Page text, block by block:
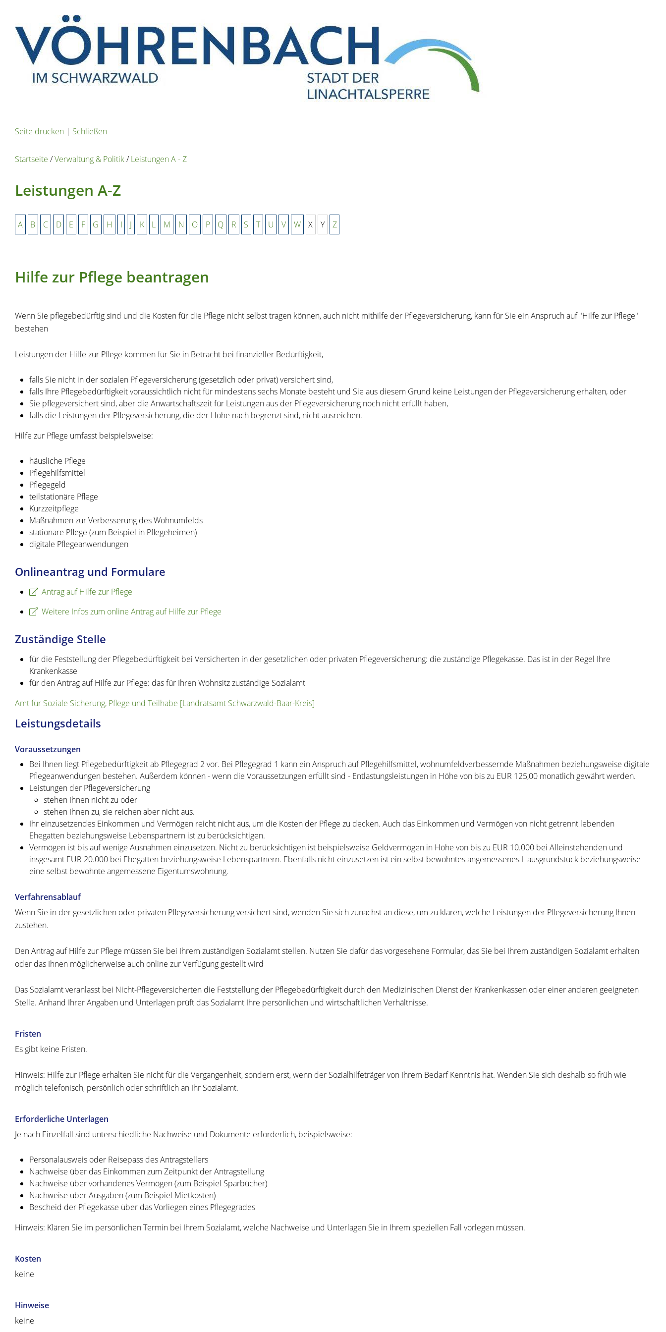
Seite drucken | Schließen
Startseite /Verwaltung & Politik/Leistungen A - Z
Leistungen A-Z
A B C D E F G H I J K L M N O P Q R S T U V W X Y Z
Hilfe zur Pflege beantragen
Wenn Sie pflegebedürftig sind und die Kosten für die Pflege nicht selbst tragen können, auch nicht mithilfe der Pflegeversicherung, kann für Sie ein Anspruch auf "Hilfe zur Pflege"
bestehen
Leistungen der Hilfe zur Pflege kommen für Sie in Betracht bei finanzieller Bedürftigkeit,
falls Sie nicht in der sozialen Pflegeversicherung (gesetzlich oder privat) versichert sind,
falls Ihre Pflegebedürftigkeit voraussichtlich nicht für mindestens sechs Monate besteht und Sie aus diesem Grund keine Leistungen der Pflegeversicherung erhalten, oder
Sie pflegeversichert sind, aber die Anwartschaftszeit für Leistungen aus der Pflegeversicherung noch nicht erfüllt haben,
falls die Leistungen der Pflegeversicherung, die der Höhe nach begrenzt sind, nicht ausreichen.
Hilfe zur Pflege umfasst beispielsweise:
häusliche Pflege
Pflegehilfsmittel
Pflegegeld
teilstationäre Pflege
Kurzzeitpflege
Maßnahmen zur Verbesserung des Wohnumfelds
stationäre Pflege (zum Beispiel in Pflegeheimen)
digitale Pflegeanwendungen
Onlineantrag und Formulare
Antrag auf Hilfe zur Pflege
Weitere Infos zum online Antrag auf Hilfe zur Pflege
Zuständige Stelle
für die Feststellung der Pflegebedürftigkeit bei Versicherten in der gesetzlichen oder privaten Pflegeversicherung: die zuständige Pflegekasse. Das ist in der Regel Ihre
Krankenkasse
für den Antrag auf Hilfe zur Pflege: das für Ihren Wohnsitz zuständige Sozialamt
Amt für Soziale Sicherung, Pflege und Teilhabe [Landratsamt Schwarzwald-Baar-Kreis]
Leistungsdetails
Voraussetzungen
Bei Ihnen liegt Pflegebedürftigkeit ab Pflegegrad 2 vor. Bei Pflegegrad 1 kann ein Anspruch auf Pflegehilfsmittel, wohnumfeldverbessernde Maßnahmen beziehungsweise digitale
Pflegeanwendungen bestehen. Außerdem können - wenn die Voraussetzungen erfüllt sind - Entlastungsleistungen in Höhe von bis zu EUR 125,00 monatlich gewährt werden.
Leistungen der Pflegeversicherung
stehen Ihnen nicht zu oder
stehen Ihnen zu, sie reichen aber nicht aus.
Ihr einzusetzendes Einkommen und Vermögen reicht nicht aus, um die Kosten der Pflege zu decken. Auch das Einkommen und Vermögen von nicht getrennt lebenden
Ehegatten beziehungsweise Lebenspartnern ist zu berücksichtigen.
Vermögen ist bis auf wenige Ausnahmen einzusetzen. Nicht zu berücksichtigen ist beispielsweise Geldvermögen in Höhe von bis zu EUR 10.000 bei Alleinstehenden und
insgesamt EUR 20.000 bei Ehegatten beziehungsweise Lebenspartnern. Ebenfalls nicht einzusetzen ist ein selbst bewohntes angemessenes Hausgrundstück beziehungsweise
eine selbst bewohnte angemessene Eigentumswohnung.
Verfahrensablauf
Wenn Sie in der gesetzlichen oder privaten Pflegeversicherung versichert sind, wenden Sie sich zunächst an diese, um zu klären, welche Leistungen der Pflegeversicherung Ihnen
zustehen.
Den Antrag auf Hilfe zur Pflege müssen Sie bei Ihrem zuständigen Sozialamt stellen. Nutzen Sie dafür das vorgesehene Formular, das Sie bei Ihrem zuständigen Sozialamt erhalten
oder das Ihnen möglicherweise auch online zur Verfügung gestellt wird
Das Sozialamt veranlasst bei Nicht-Pflegeversicherten die Feststellung der Pflegebedürftigkeit durch den Medizinischen Dienst der Krankenkassen oder einer anderen geeigneten
Stelle. Anhand Ihrer Angaben und Unterlagen prüft das Sozialamt Ihre persönlichen und wirtschaftlichen Verhältnisse.
Fristen
Es gibt keine Fristen.
Hinweis: Hilfe zur Pflege erhalten Sie nicht für die Vergangenheit, sondern erst, wenn der Sozialhilfeträger von Ihrem Bedarf Kenntnis hat. Wenden Sie sich deshalb so früh wie
möglich telefonisch, persönlich oder schriftlich an Ihr Sozialamt.
Erforderliche Unterlagen
Je nach Einzelfall sind unterschiedliche Nachweise und Dokumente erforderlich, beispielsweise:
Personalausweis oder Reisepass des Antragstellers
Nachweise über das Einkommen zum Zeitpunkt der Antragstellung
Nachweise über vorhandenes Vermögen (zum Beispiel Sparbücher)
Nachweise über Ausgaben (zum Beispiel Mietkosten)
Bescheid der Pflegekasse über das Vorliegen eines Pflegegrades
Hinweis: Klären Sie im persönlichen Termin bei Ihrem Sozialamt, welche Nachweise und Unterlagen Sie in Ihrem speziellen Fall vorlegen müssen.
Kosten
keine
Hinweise
keine